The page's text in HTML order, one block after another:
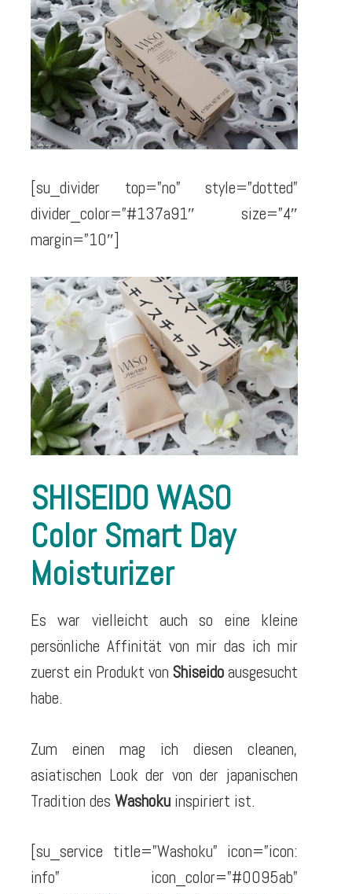
[su_divider top=”no” style=”dotted”
divider_color=”#137a91″ size=”4″
margin=”10″]
SHISEIDO WASO
Color Smart Day
Moisturizer
Es war vielleicht auch so eine kleine
persönliche Affinität von mir das ich mir
zuerst ein Produkt von Shiseidoausgesucht
habe.
Zum einen mag ich diesen cleanen,
asiatischen Look der von der japanischen
Tradition des Washoku inspiriert ist.
[su_service title=”Washoku” icon=”icon:
info” icon_color=”#0095ab”